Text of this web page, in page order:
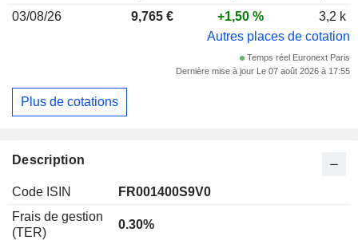
03/08/26
9,765 € +1,50 %
3,2 k
Autres places de cotation
Temps réel Euronext Paris
Dernière mise à jour Le 07 août 2026 à 17:55
Plus de cotations
Description
Code ISIN
FR001400S9V0
Frais de gestion
(TER)
0.30%